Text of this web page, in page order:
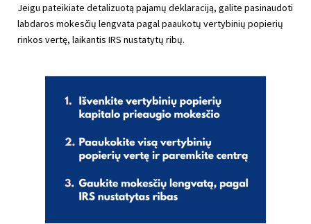
Jeigu pateikiate detalizuotą pajamų deklaraciją, galite pasinaudoti
labdaros mokesčių lengvata pagal paaukotų vertybinių popierių
rinkos vertę, laikantis IRS nustatytų ribų.